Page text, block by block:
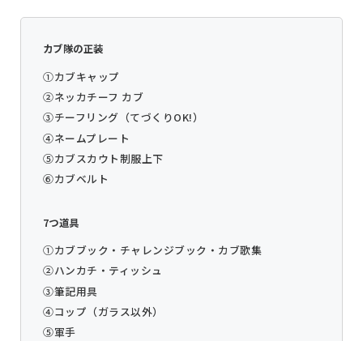
カブ隊の正装
①カブキャップ
②ネッカチーフ カブ
③チーフリング（てづくりOK!）
④ネームプレート
⑤カブスカウト制服上下
⑥カブベルト
7つ道具
①カブブック・チャレンジブック・カブ歌集
②ハンカチ・ティッシュ
③筆記用具
④コップ（ガラス以外）
⑤軍手